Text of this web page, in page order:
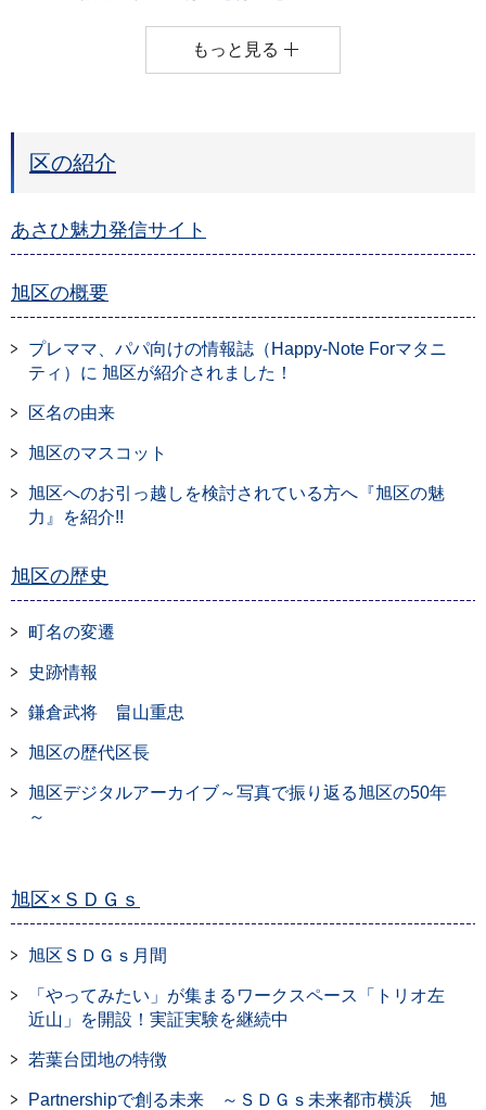
もっと見る
区の紹介
あさひ魅力発信サイト
旭区の概要
プレママ、パパ向けの情報誌（Happy-Note Forマタニ
ティ）に 旭区が紹介されました！
区名の由来
旭区のマスコット
旭区へのお引っ越しを検討されている方へ『旭区の魅
力』を紹介!!
旭区の歴史
町名の変遷
史跡情報
鎌倉武将 畠山重忠
旭区の歴代区長
旭区デジタルアーカイブ～写真で振り返る旭区の50年
～
旭区×ＳＤＧｓ
旭区ＳＤＧｓ月間
「やってみたい」が集まるワークスペース「トリオ左
近山」を開設！実証実験を継続中
若葉台団地の特徴
Partnershipで創る未来 ～ＳＤＧｓ未来都市横浜 旭